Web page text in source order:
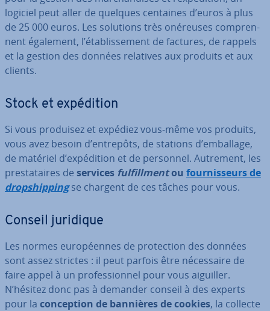
logiciel peut aller de quelques centaines d’euros à plus
de 25 000 euros. Les solutions très onéreuses com­pren­
nent également, l’éta­blis­se­ment de factures, de rappels
et la gestion des données relatives aux produits et aux
clients.
Stock et ex­pé­di­tion
Si vous produisez et expédiez vous-même vos produits,
vous avez besoin d’entrepôts, de stations d’emballage,
de matériel d’ex­pé­di­tion et de personnel. Autrement, les
pres­ta­taires de services ful­fill­mentou four­nis­seurs de
drop­ship­pingse chargent de ces tâches pour vous.
Conseil juridique
Les normes eu­ro­péennes de pro­tec­tion des données
sont assez strictes : il peut parfois être né­ces­saire de
faire appel à un pro­fes­sion­nel pour vous aiguiller.
N’hésitez donc pas à demander conseil à des experts
pour la con­cep­tion de bannières de cookies, la collecte